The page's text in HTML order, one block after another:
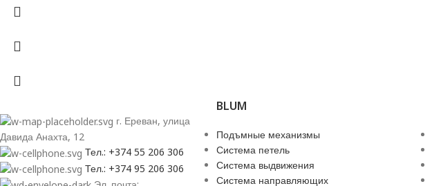
г. Ереван, улица
Давида Анахта, 12
Тел.: +374 55 206 306
Тел.: +374 95 206 306
BLUM
Подъмные механизмы
Система петель
Система выдвижения
Система направляющих